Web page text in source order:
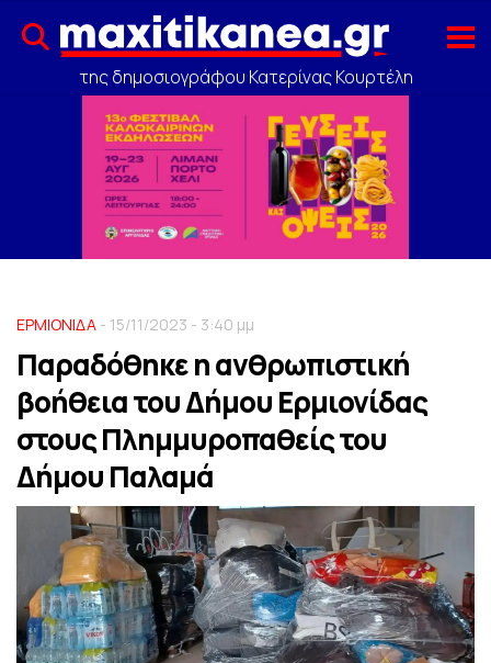
της δημοσιογράφου Κατερίνας Κουρτέλη
ΕΡΜΙΟΝΙΔΑ - 15/11/2023 - 3:40 μμ
Παραδόθηκε η ανθρωπιστική
βοήθεια του Δήμου Ερμιονίδας
στους Πλημμυροπαθείς του
Δήμου Παλαμά